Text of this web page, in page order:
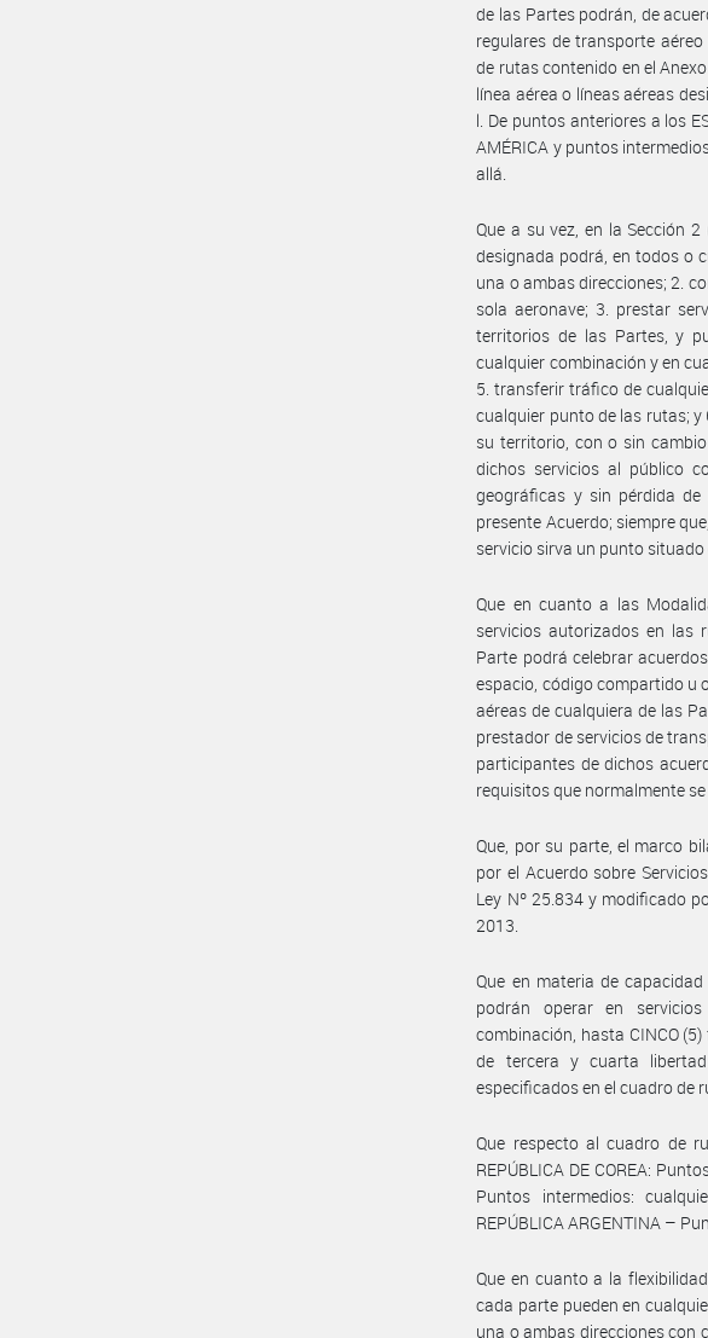
de las Partes podrán, de
regulares de transporte
de rutas contenido en el
línea aérea o líneas aéreas
l. De puntos anteriores a los
AMÉRICA y puntos
allá.
Que a su vez, en la Sección
designada podrá, en todos o
una o ambas direcciones; 2.
sola aeronave; 3. prestar
territorios de las Partes, y
cualquier combinación y en
5. transferir tráfico de
cualquier punto de las rutas;
su territorio, con o sin
dichos servicios al público
geográficas y sin pérdida
presente Acuerdo; siempre
servicio sirva un punto
Que en cuanto a las
servicios autorizados en las
Parte podrá celebrar
espacio, código compartido u
aéreas de cualquiera de las
prestador de servicios de
participantes de dichos
requisitos que normalmente
Que, por su parte, el marco
por el Acuerdo sobre
Ley Nº 25.834 y modificado
2013.
Que en materia de
podrán operar en
combinación, hasta CINCO
de tercera y cuarta
especificados en el cuadro de
Que respecto al cuadro de
REPÚBLICA DE COREA:
Puntos intermedios:
REPÚBLICA ARGENTINA –
Que en cuanto a la
cada parte pueden en
una o ambas direcciones con